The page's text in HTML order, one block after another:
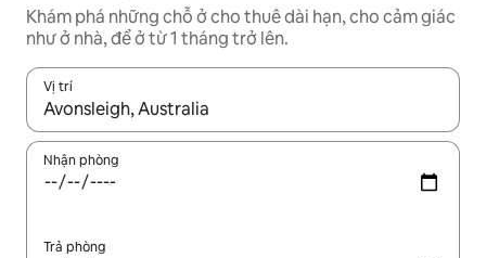
Khám phá những chỗ ở cho thuê dài hạn, cho cảm giác
như ở nhà, để ở từ 1 tháng trở lên.
Vị trí
Khi có kết quả, hãy điều hướng bằng phím mũi tên lên và
Nhận phòng
Trả phòng